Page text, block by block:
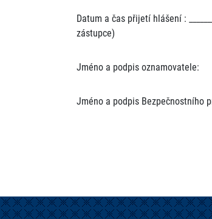
Datum a čas přijetí hlášení :
zástupce)
Jméno a podpis oznamovatele:
Jméno a podpis Bezpečnostního